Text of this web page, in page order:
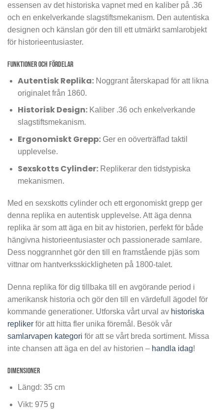
essensen av det historiska vapnet med en kaliber på .36
och en enkelverkande slagstiftsmekanism. Den autentiska
designen och känslan gör den till ett utmärkt samlarobjekt
för historieentusiaster.
Funktioner och Fördelar
Autentisk Replika:Noggrant återskapad för att likna
originalet från 1860.
Historisk Design:Kaliber .36 och enkelverkande
slagstiftsmekanism.
Ergonomiskt Grepp:Ger en oöverträffad taktil
upplevelse.
Sexskotts Cylinder:Replikerar den tidstypiska
mekanismen.
Med en sexskotts cylinder och ett ergonomiskt grepp ger
denna replika en autentisk upplevelse. Att äga denna
replika är som att äga en bit av historien, perfekt för både
hängivna historieentusiaster och passionerade samlare.
Dess noggrannhet gör den till en framstående pjäs som
vittnar om hantverksskickligheten på 1800-talet.
Denna replika för dig tillbaka till en avgörande period i
amerikansk historia och gör den till en värdefull ägodel för
kommande generationer. Utforska vårt urval av historiska
repliker för att hitta fler unika föremål. Besök vår
samlarvapen kategori för att se vårt breda sortiment. Missa
inte chansen att äga en del av historien – handla idag!
Dimensioner
Längd: 35 cm
Vikt: 975 g